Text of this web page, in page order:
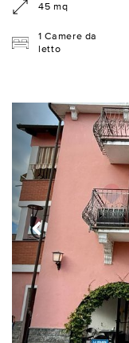
45 mq
1 Camere da
letto